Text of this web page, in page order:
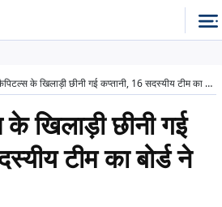
के खिलाड़ी छीनी गई कप्तानी, 16 सदस्यीय टीम का बोर्ड ने किया ऐलान
के खिलाड़ी छीनी गई
टीम का बोर्ड ने